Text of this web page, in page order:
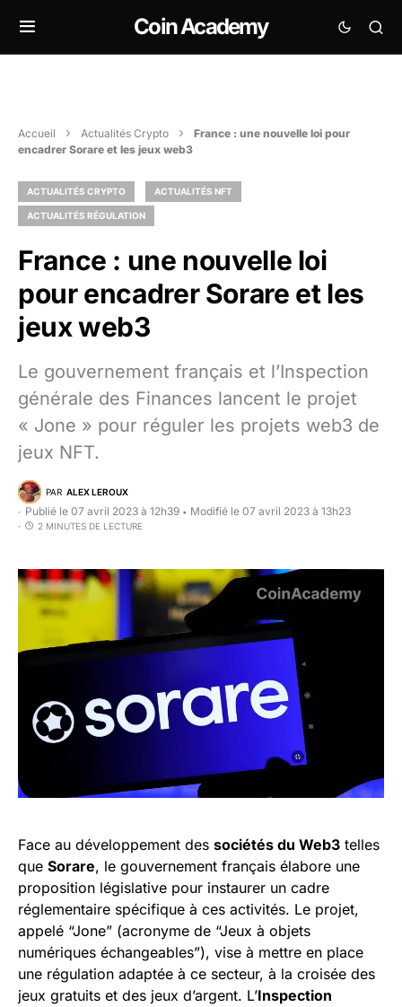
Coin Academy
Accueil Actualités Crypto
France : une nouvelle loi pour
encadrer Sorare et les jeux web3
ACTUALITÉS CRYPTO ACTUALITÉS NFT
ACTUALITÉS RÉGULATION
France : une nouvelle loi
pour encadrer Sorare et les
jeux web3
Le gouvernement français et l’Inspection
générale des Finances lancent le projet
« Jone » pour réguler les projets web3 de
jeux NFT.
PAR ALEX LEROUX
Publié le 07 avril 2023 à 12h39 • Modifié le 07 avril 2023 à 13h23
2 MINUTES DE LECTURE
Face au développement des sociétés du Web3 telles
que Sorare, le gouvernement français élabore une
proposition législative pour instaurer un cadre
réglementaire spécifique à ces activités. Le projet,
appelé “Jone” (acronyme de “Jeux à objets
numériques échangeables”), vise à mettre en place
une régulation adaptée à ce secteur, à la croisée des
jeux gratuits et des jeux d’argent. L’Inspection